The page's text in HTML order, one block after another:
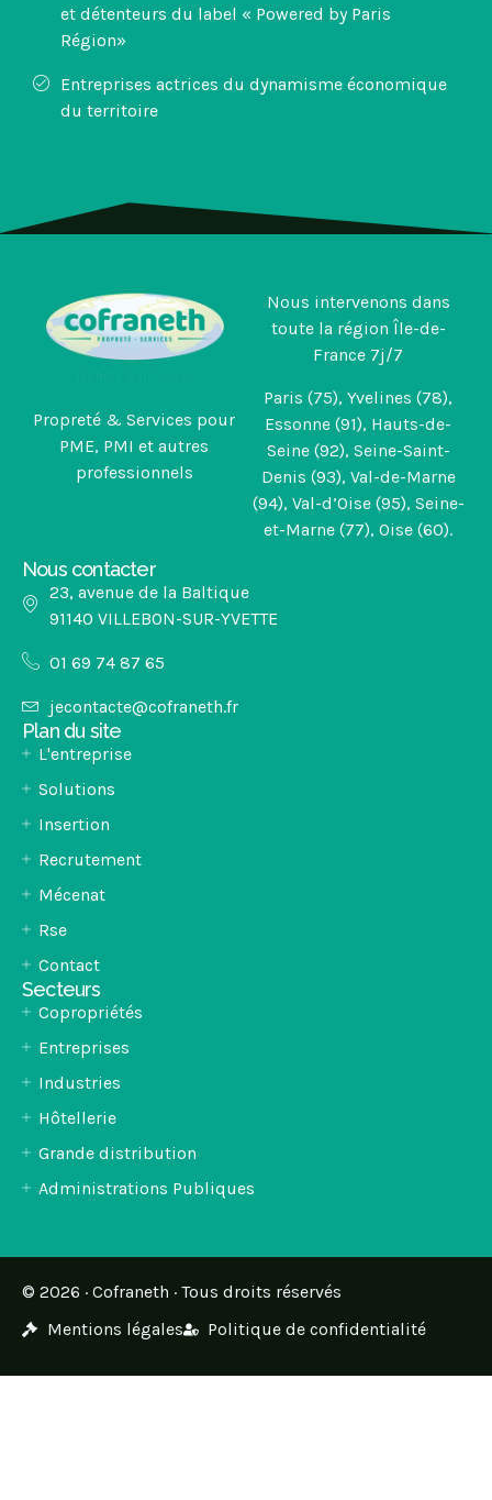
et détenteurs du label « Powered by Paris
Région»
Entreprises actrices du dynamisme économique
du territoire
Propreté & Services pour
PME, PMI et autres
professionnels
Nous intervenons dans
toute la région Île-de-
France 7j/7
Paris (75), Yvelines (78),
Essonne (91), Hauts-de-
Seine (92), Seine-Saint-
Denis (93), Val-de-Marne
(94), Val-d’Oise (95), Seine-
et-Marne (77), Oise (60).
Nous contacter
23, avenue de la Baltique
91140 VILLEBON-SUR-YVETTE​
01 69 74 87 65
jecontacte@cofraneth.fr
Plan du site
L'entreprise
Solutions
Insertion
Recrutement
Mécenat
Rse
Contact
Secteurs
Copropriétés
Entreprises
Industries
Hôtellerie
Grande distribution
Administrations Publiques
© 2026 · Cofraneth · Tous droits réservés
Mentions légales
Politique de confidentialité